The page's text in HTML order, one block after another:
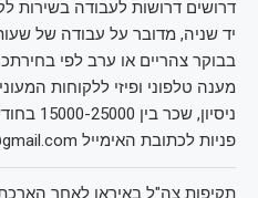
יד שניה, מדובר על עבודה של
בבוקר צהריים או ערב לפי
ניסיון,
פניות לכתובת האימייל allwhatyouneed2024@gmail.com
תקיפות צה"ל באיראן לאחר